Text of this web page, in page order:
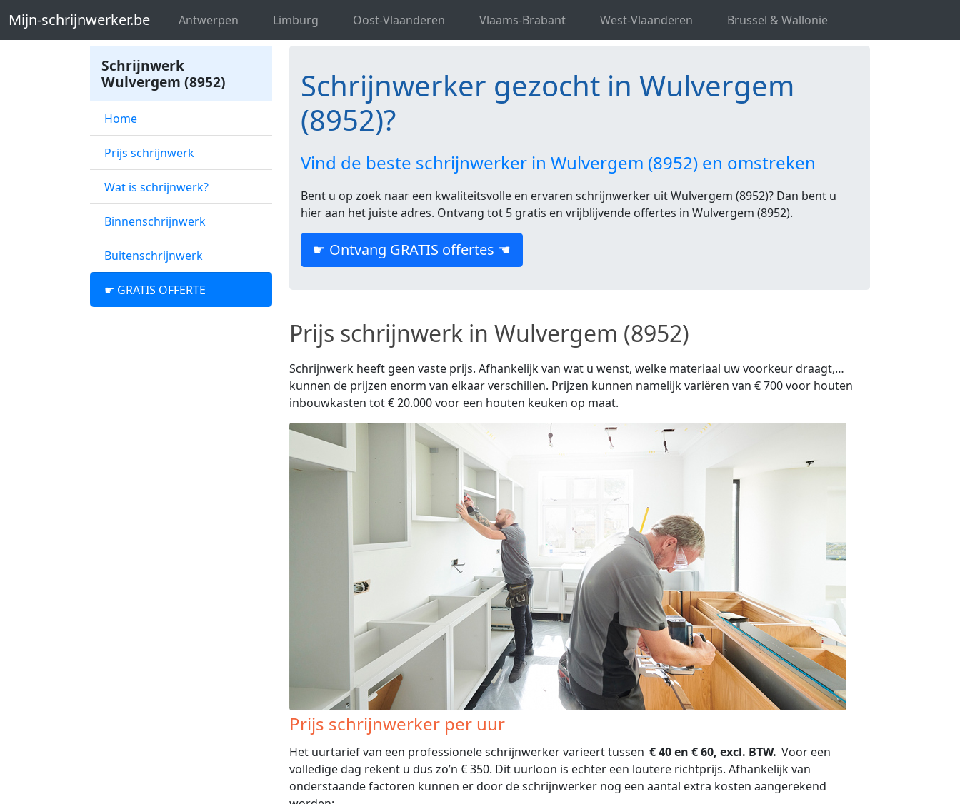
Mijn-schrijnwerker.be Antwerpen Limburg Oost-Vlaanderen Vlaams-Brabant West-Vlaanderen Brussel & Wallonië
Mijn-schrijnwerker.be Schrijnwerk West-Vlaanderen Schrijnwerk Wulvergem
Schrijnwerk
Wulvergem (8952)
Home
Prijs schrijnwerk
Wat is schrijnwerk?
Binnenschrijnwerk
Buitenschrijnwerk
☛ GRATIS OFFERTE
Schrijnwerker gezocht in Wulvergem
(8952)?
Vind de beste schrijnwerker in Wulvergem (8952) en omstreken
Bent u op zoek naar een kwaliteitsvolle en ervaren schrijnwerker uit Wulvergem (8952)? Dan bent u
hier aan het juiste adres. Ontvang tot 5 gratis en vrijblijvende offertes in Wulvergem (8952).
☛ Ontvang GRATIS offertes ☚
Prijs schrijnwerk in Wulvergem (8952)
Schrijnwerk heeft geen vaste prijs. Afhankelijk van wat u wenst, welke materiaal uw voorkeur draagt,…
kunnen de prijzen enorm van elkaar verschillen. Prijzen kunnen namelijk variëren van € 700 voor houten
inbouwkasten tot € 20.000 voor een houten keuken op maat.
Prijs schrijnwerker per uur
Het uurtarief van een professionele schrijnwerker varieert tussen € 40 en € 60, excl. BTW. Voor een
volledige dag rekent u dus zo’n € 350. Dit uurloon is echter een loutere richtprijs. Afhankelijk van
onderstaande factoren kunnen er door de schrijnwerker nog een aantal extra kosten aangerekend